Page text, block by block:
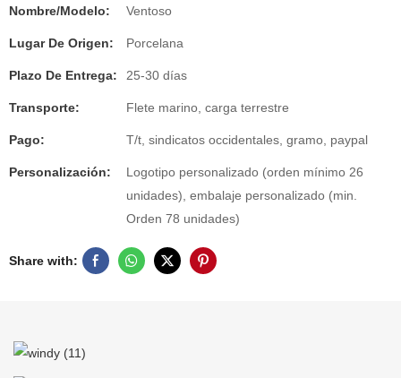
Nombre/Modelo: Ventoso
Lugar De Origen: Porcelana
Plazo De Entrega: 25-30 días
Transporte: Flete marino, carga terrestre
Pago: T/t, sindicatos occidentales, gramo, paypal
Personalización:
Logotipo personalizado (orden mínimo 26
unidades), embalaje personalizado (min.
Orden 78 unidades)
Share with: